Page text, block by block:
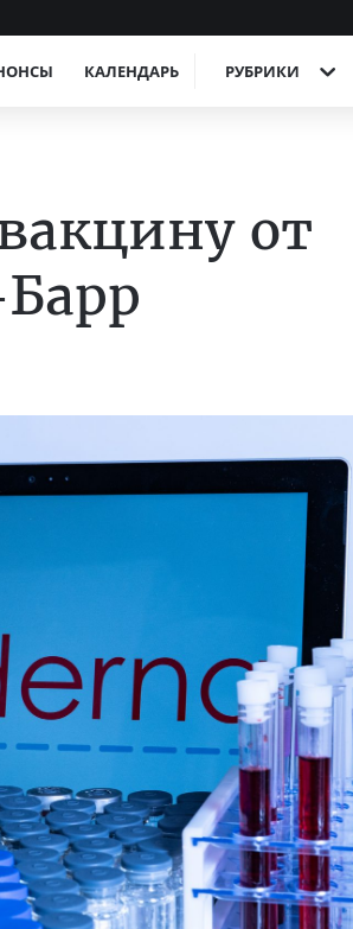
КАЛЕНДАРЬ РУБРИКИ
от